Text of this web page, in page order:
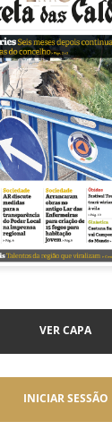
VER CAPA
INICIAR SESSÃO